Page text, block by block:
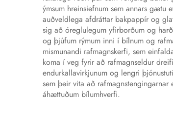
ýmsum hreinsiefnum sem annars
auðveldlega afdráttar bakpappír og
sig að óreglulegum yfirborðum og
og þjúfum rýmum inni í bílnum og
mismunandi rafmagnskerfi, sem
koma í veg fyrir að rafmagnseldur
endurkallavirkjunum og lengri
sem þeir vita að
áhættuðum bílumhverfi.